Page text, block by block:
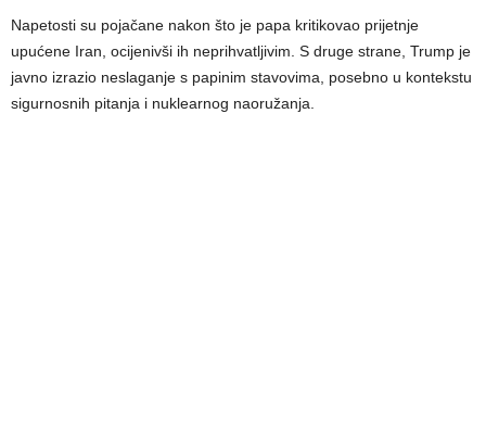
Napetosti su pojačane nakon što je papa kritikovao prijetnje
upućene Iran, ocijenivši ih neprihvatljivim. S druge strane, Trump je
javno izrazio neslaganje s papinim stavovima, posebno u kontekstu
sigurnosnih pitanja i nuklearnog naoružanja.